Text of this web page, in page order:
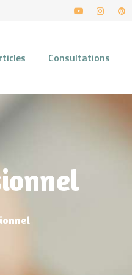
Consultations